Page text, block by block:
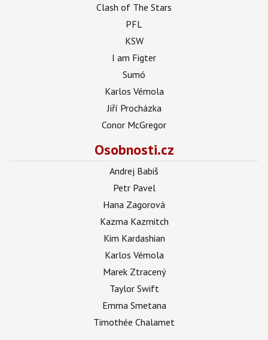
Clash of The Stars
PFL
KSW
I am Figter
Sumó
Karlos Vémola
Jiří Procházka
Conor McGregor
Osobnosti.cz
Andrej Babiš
Petr Pavel
Hana Zagorová
Kazma Kazmitch
Kim Kardashian
Karlos Vémola
Marek Ztracený
Taylor Swift
Emma Smetana
Timothée Chalamet